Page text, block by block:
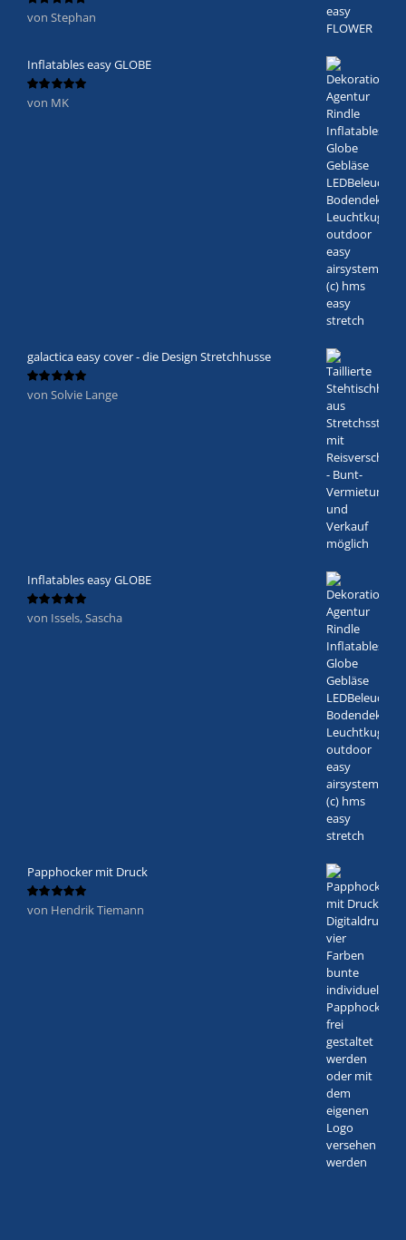
Bewertet
von 5
von Stephan
Inflatables easy GLOBE
Bewertet
von MK
galactica easy cover - die Design Stretchhusse
Bewertet
von Solvie Lange
Inflatables easy GLOBE
Bewertet
von Issels, Sascha
Papphocker mit Druck
Bewertet
von Hendrik Tiemann